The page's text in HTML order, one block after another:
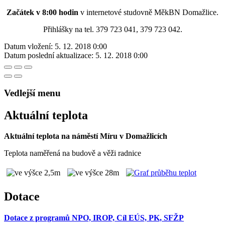
Začátek v 8:00 hodin v internetové studovně MěkBN Domažlice.
Přihlášky na tel. 379 723 041, 379 723 042.
Datum vložení: 5. 12. 2018 0:00
Datum poslední aktualizace: 5. 12. 2018 0:00
Vedlejší menu
Aktuální teplota
Aktuální teplota na náměstí Míru v Domažlicích
Teplota naměřená na budově a věži radnice
Dotace
Dotace z programů NPO, IROP, Cíl EÚS, PK, SFŽP